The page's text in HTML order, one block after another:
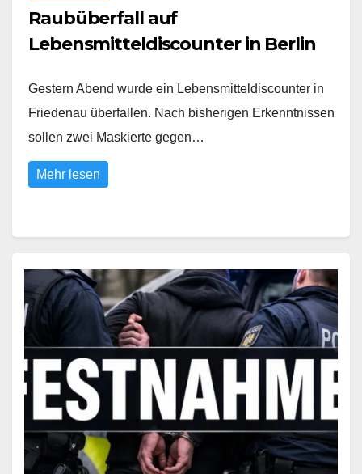
Raubüberfall auf
Lebensmitteldiscounter in Berlin
Gestern Abend wurde ein Lebensmitteldiscounter in
Friedenau überfallen. Nach bisherigen Erkenntnissen
sollen zwei Maskierte gegen…
Mehr lesen